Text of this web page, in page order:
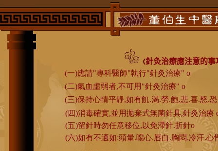
《針灸治療應注意的事
(一)應請"專科醫師"執行"針灸治療" o
(二)氣血虛弱者,不可用"針灸治療" o
(三)保持心情平靜,如有飢.渴.勞.飽.悲.喜.怒.
(四)消毒確實,並用拋棄式無菌針具,針灸治療
(五)留針時勿任意移位,以免滯針.折針o
(六)如有不適如:頭暈.噁心.唇白.胸悶.冷汗.心